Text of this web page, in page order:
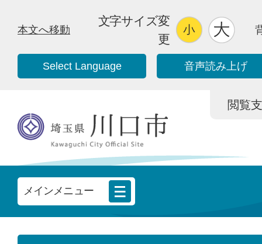
本文へ移動
文字サイズ変
更
Select Language 音声読み上げ
閲覧
メインメニュー